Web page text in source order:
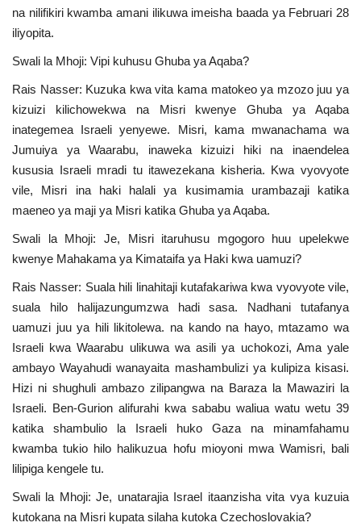
na nilifikiri kwamba amani ilikuwa imeisha baada ya Februari 28
iliyopita.
Swali la Mhoji: Vipi kuhusu Ghuba ya Aqaba?
Rais Nasser: Kuzuka kwa vita kama matokeo ya mzozo juu ya
kizuizi kilichowekwa na Misri kwenye Ghuba ya Aqaba
inategemea Israeli yenyewe. Misri, kama mwanachama wa
Jumuiya ya Waarabu, inaweka kizuizi hiki na inaendelea
kususia Israeli mradi tu itawezekana kisheria. Kwa vyovyote
vile, Misri ina haki halali ya kusimamia urambazaji katika
maeneo ya maji ya Misri katika Ghuba ya Aqaba.
Swali la Mhoji: Je, Misri itaruhusu mgogoro huu upelekwe
kwenye Mahakama ya Kimataifa ya Haki kwa uamuzi?
Rais Nasser: Suala hili linahitaji kutafakariwa kwa vyovyote vile,
suala hilo halijazungumzwa hadi sasa. Nadhani tutafanya
uamuzi juu ya hili likitolewa. na kando na hayo, mtazamo wa
Israeli kwa Waarabu ulikuwa wa asili ya uchokozi, Ama yale
ambayo Wayahudi wanayaita mashambulizi ya kulipiza kisasi.
Hizi ni shughuli ambazo zilipangwa na Baraza la Mawaziri la
Israeli. Ben-Gurion alifurahi kwa sababu waliua watu wetu 39
katika shambulio la Israeli huko Gaza na minamfahamu
kwamba tukio hilo halikuzua hofu mioyoni mwa Wamisri, bali
lilipiga kengele tu.
Swali la Mhoji: Je, unatarajia Israel itaanzisha vita vya kuzuia
kutokana na Misri kupata silaha kutoka Czechoslovakia?